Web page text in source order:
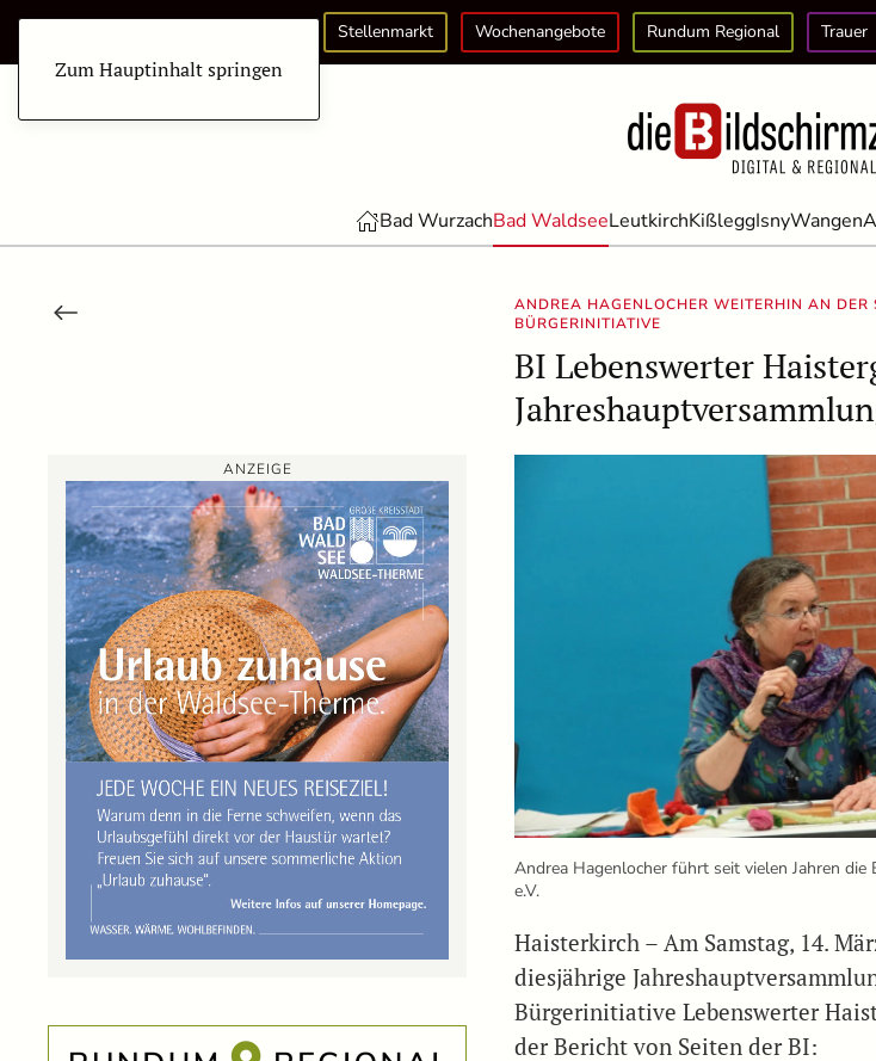
Zum Hauptinhalt springen
Stellenmarkt Wochenangebote Rundum Regional Trauer
Bad WurzachBad WaldseeLeutkirchKißleggIsnyWangen
ANDREA HAGENLOCHER WEITERHIN AN DER
BÜRGERINITIATIVE
BI Lebenswerter
ANZEIGE
Andrea Hagenlocher führt seit vielen Jahren die
e.V.
Haisterkirch – Am Samstag, 14.
diesjährige
Bürgerinitiative Lebenswerter
der Bericht von Seiten der BI: